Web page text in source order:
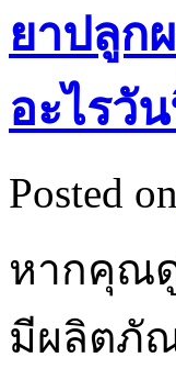
ยาปลูก
อะไรวั
Posted on
หากคุณ
มีผลิตภั